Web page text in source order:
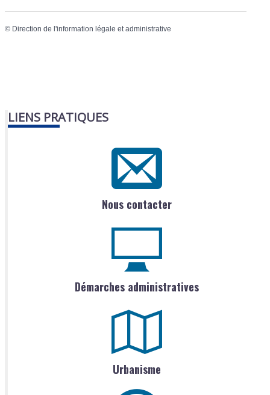
© Direction de l'information légale et administrative
LIENS PRATIQUES
Nous contacter
Démarches administratives
Urbanisme